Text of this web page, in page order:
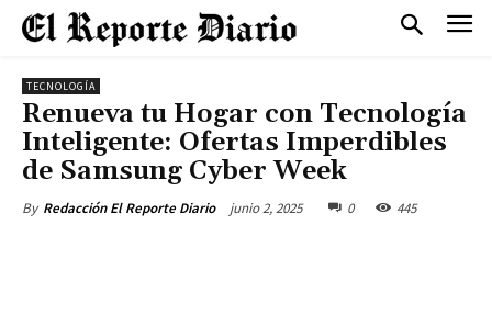
TECNOLOGÍA
Renueva tu Hogar con Tecnología
Inteligente: Ofertas Imperdibles
de Samsung Cyber Week
By Redacción El Reporte Diario junio 2, 2025 0 445